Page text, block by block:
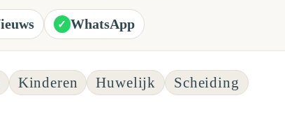
✓ WhatsApp
Kinderen Huwelijk Scheiding